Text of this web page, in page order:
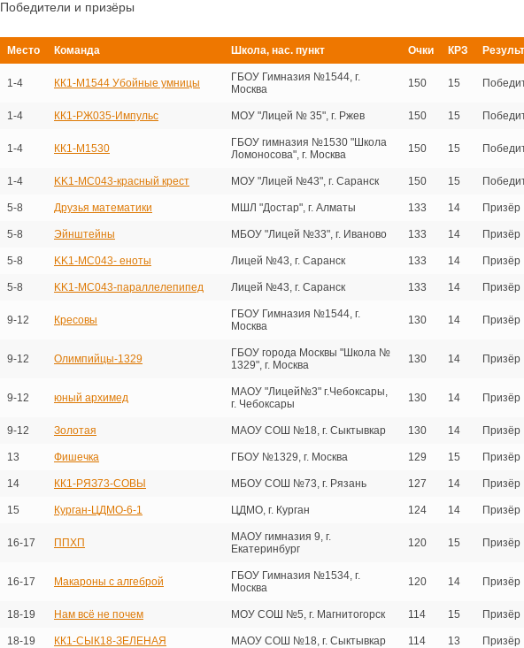
Победители и призёры
Место Команда Школа, нас. пункт Очки КРЗ
1-4 КК1-М1544 Убойные умницы
ГБОУ Гимназия №1544, г.
Москва
150 15
1-4 КК1-РЖ035-Импульс МОУ "Лицей № 35", г. Ржев 150 15
1-4 КК1-М1530
ГБОУ гимназия №1530 "Школа
Ломоносова", г. Москва
150 15
1-4 KK1-MC043-красный крест МОУ "Лицей №43", г. Саранск 150 15
5-8 Друзья математики МШЛ "Достар", г. Алматы 133 14 Призёр
5-8 Эйнштейны МБОУ "Лицей №33", г. Иваново 133 14 Призёр
5-8 KK1-MC043- еноты Лицей №43, г. Саранск 133 14 Призёр
5-8 KK1-MC043-параллелепипед Лицей №43, г. Саранск 133 14 Призёр
9-12 Кресовы
ГБОУ Гимназия №1544, г.
Москва
130 14 Призёр
9-12 Олимпийцы-1329
ГБОУ города Москвы "Школа №
1329", г. Москва
130 14 Призёр
9-12 юный архимед
МАОУ "Лицей№3" г.Чебоксары,
г. Чебоксары
130 14 Призёр
9-12 Золотая МАОУ СОШ №18, г. Сыктывкар 130 14 Призёр
13 Фишечка ГБОУ №1329, г. Москва 129 15 Призёр
14 КК1-РЯЗ73-СОВЫ МБОУ СОШ №73, г. Рязань 127 14 Призёр
15 Курган-ЦДМО-6-1 ЦДМО, г. Курган 124 14 Призёр
16-17 ППХП
МАОУ гимназия 9, г.
Екатеринбург
120 15 Призёр
16-17 Макароны с алгеброй
ГБОУ Гимназия №1534, г.
Москва
120 14 Призёр
18-19 Нам всё не почем МОУ СОШ №5, г. Магнитогорск 114 15 Призёр
18-19 КК1-СЫК18-ЗЕЛЕНАЯ МАОУ СОШ №18, г. Сыктывкар 114 13 Призёр